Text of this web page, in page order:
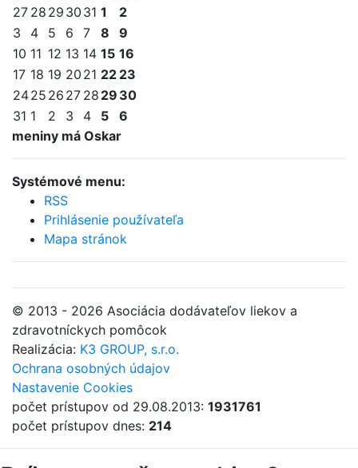
27 28 29 30 31 1
2
3
4 5 6 7 8
9
10 11 12 13 14 15 16
17 18 19 20 21 22 23
2425 26 27 28 29 30
31 1 2 3 4 5
6
meniny má Oskar
Systémové menu:
RSS
Prihlásenie používateľa
Mapa stránok
© 2013 - 2026 Asociácia dodávateľov liekov a
zdravotníckych pomôcok
Realizácia: K3 GROUP, s.r.o.
Ochrana osobných údajov
Nastavenie Cookies
počet prístupov od 29.08.2013: 1931761
počet prístupov dnes: 214